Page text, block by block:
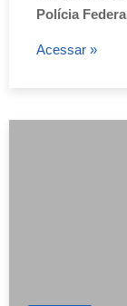
Polícia
Acessar »